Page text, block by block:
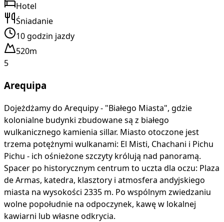
Hotel
Śniadanie
10 godzin jazdy
520m
5
Arequipa
Dojeżdżamy do Arequipy - "Białego Miasta", gdzie
kolonialne budynki zbudowane są z białego
wulkanicznego kamienia sillar. Miasto otoczone jest
trzema potężnymi wulkanami: El Misti, Chachani i Pichu
Pichu - ich ośnieżone szczyty królują nad panoramą.
Spacer po historycznym centrum to uczta dla oczu: Plaza
de Armas, katedra, klasztory i atmosfera andyjskiego
miasta na wysokości 2335 m. Po wspólnym zwiedzaniu
wolne popołudnie na odpoczynek, kawę w lokalnej
kawiarni lub własne odkrycia.